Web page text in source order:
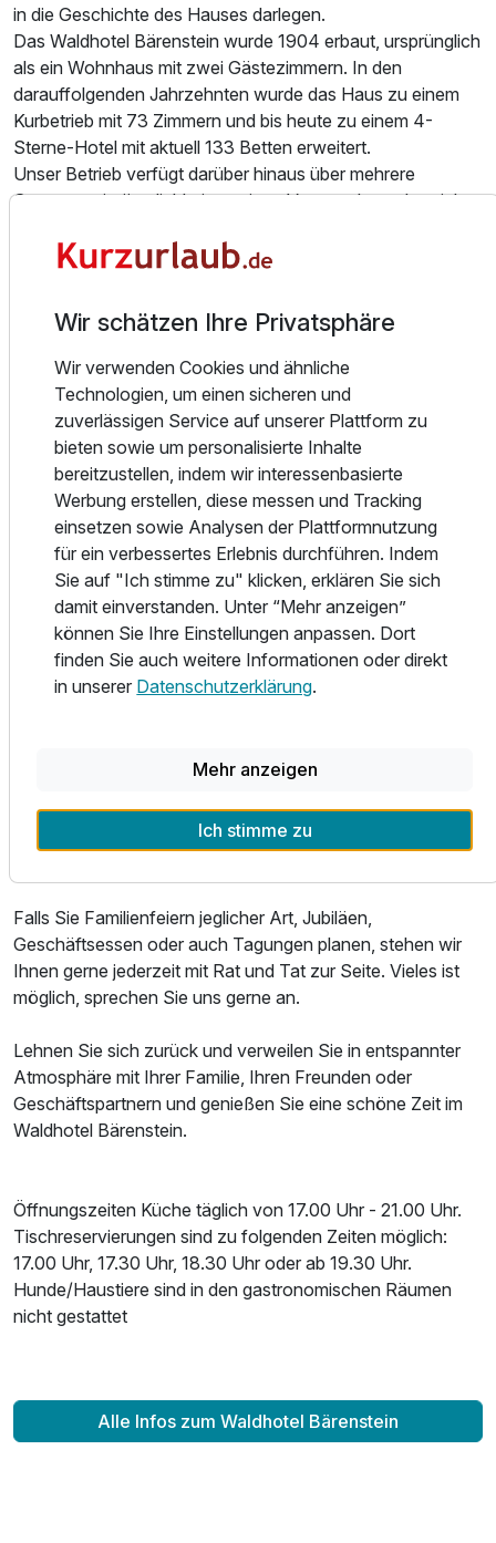
in die Geschichte des Hauses darlegen.
Das Waldhotel Bärenstein wurde 1904 erbaut, ursprünglich
als ein Wohnhaus mit zwei Gästezimmern. In den
darauffolgenden Jahrzehnten wurde das Haus zu einem
Kurbetrieb mit 73 Zimmern und bis heute zu einem 4-
Sterne-Hotel mit aktuell 133 Betten erweitert.
Unser Betrieb verfügt darüber hinaus über mehrere
Gastronomieräumlichkeiten, einen Veranstaltungsbereich,
und unser Partner „Wellness für die Sinne“ bietet zudem
rechtzeitig gebucht werden müssen, da der Dienstleister
nur auf Terminanfrage ins Haus kommt.
Bei Fragen zu Wellnessanwendungen können Sie unseren
Partner „Wellness für die Sinne“-Frau Peter, telefonisch
unter 01520-6755806 oder per EMail info(a)wellness-
fuer-sinne(.)de erreichen.
Bei Anwendungen, die nicht 24h vorher storniert werden,
entstehen Stornierungsgebühren in voller Summe der
Anwendungen.
In unserem Restaurant möchten wir Ihnen handwerklich
sorgfältig zubereitete Speisen zu einem attraktiven Preis
anbieten. Unsere Produkte beziehen wir dabei zu einem
Großteil aus der Region, insbesondere die meisten
eine gleichbleibende Qualität gewährleistet. Hunde sind in
Genießen Sie bodenständige Küche, bekannt und beliebt,
Falls Sie Familienfeiern jeglicher Art, Jubiläen,
Geschäftsessen oder auch Tagungen planen, stehen wir
Ihnen gerne jederzeit mit Rat und Tat zur Seite. Vieles ist
möglich, sprechen Sie uns gerne an.
Lehnen Sie sich zurück und verweilen Sie in entspannter
Atmosphäre mit Ihrer Familie, Ihren Freunden oder
Geschäftspartnern und genießen Sie eine schöne Zeit im
Waldhotel Bärenstein.
Öffnungszeiten Küche täglich von 17.00 Uhr - 21.00 Uhr.
Tischreservierungen sind zu folgenden Zeiten möglich:
17.00 Uhr, 17.30 Uhr, 18.30 Uhr oder ab 19.30 Uhr.
Hunde/Haustiere sind in den gastronomischen Räumen
nicht gestattet
Alle Infos zum Waldhotel Bärenstein
Wir schätzen Ihre Privatsphäre
Wir verwenden Cookies und ähnliche
Technologien, um einen sicheren und
zuverlässigen Service auf unserer Plattform zu
bieten sowie um personalisierte Inhalte
bereitzustellen, indem wir interessenbasierte
Werbung erstellen, diese messen und Tracking
einsetzen sowie Analysen der Plattformnutzung
für ein verbessertes Erlebnis durchführen. Indem
Sie auf "Ich stimme zu" klicken, erklären Sie sich
damit einverstanden. Unter “Mehr anzeigen”
können Sie Ihre Einstellungen anpassen. Dort
finden Sie auch weitere Informationen oder direkt
in unserer Datenschutzerklärung.
Mehr anzeigen
Ich stimme zu